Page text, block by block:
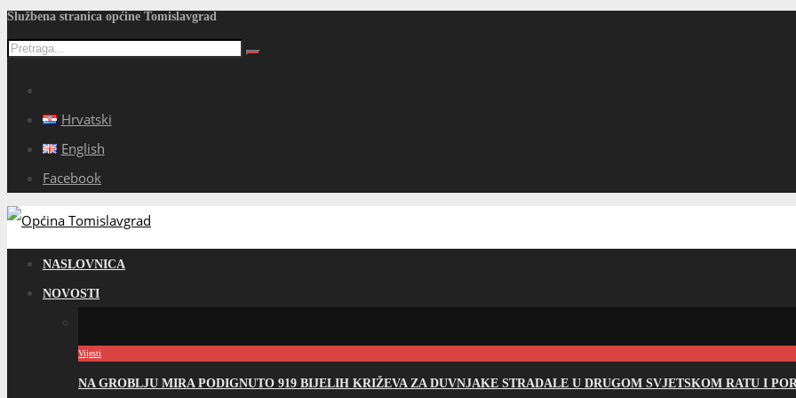
Službena stranica općine Tomislavgrad
Hrvatski
English
Facebook
NASLOVNICA
NOVOSTI
Vijesti
NA GROBLJU MIRA PODIGNUTO 919 BIJELIH KRIŽEVA ZA DUVNJAKE STRADALE U DRUGOM SVJETSKOM RATU I